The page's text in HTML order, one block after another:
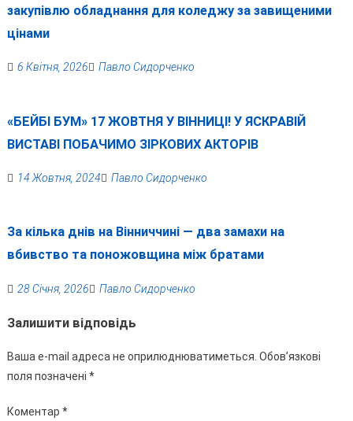
закупівлю обладнання для коледжу за завищеними
цінами
6 Квітня, 2026 Павло Сидорченко
«БЕЙБІ БУМ» 17 ЖОВТНЯ У ВІННИЦІ! У ЯСКРАВІЙ
ВИСТАВІ ПОБАЧИМО ЗІРКОВИХ АКТОРІВ
14 Жовтня, 2024 Павло Сидорченко
За кілька днів на Вінниччині — два замахи на
вбивство та поножовщина між братами
28 Січня, 2026 Павло Сидорченко
Залишити відповідь
Ваша e-mail адреса не оприлюднюватиметься. Обов’язкові
поля позначені *
Коментар *